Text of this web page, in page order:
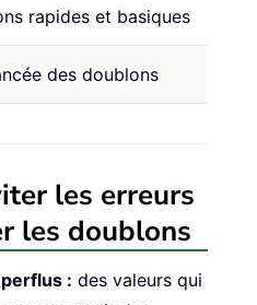
rapides et basiques
des doublons
les erreurs
les doublons
: des valeurs qui